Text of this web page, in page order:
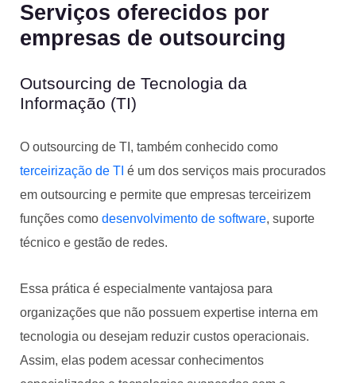
Serviços oferecidos por
empresas de outsourcing
Outsourcing de Tecnologia da
Informação (TI)
O outsourcing de TI, também conhecido como
terceirização de TI é um dos serviços mais procurados
em outsourcing e permite que empresas terceirizem
funções como desenvolvimento de software, suporte
técnico e gestão de redes.
Essa prática é especialmente vantajosa para
organizações que não possuem expertise interna em
tecnologia ou desejam reduzir custos operacionais.
Assim, elas podem acessar conhecimentos